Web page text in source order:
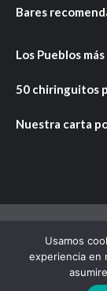
Bares
Los Pueblos
50 chiringuitos
Nuestra carta
Copyright ©
Usamos
experiencia en